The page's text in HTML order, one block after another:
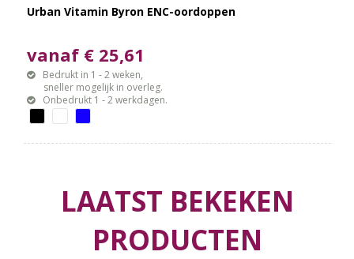
Urban Vitamin Byron ENC-oordoppen
vanaf € 25,61
Bedrukt in 1 - 2 weken,
sneller mogelijk in overleg.
Onbedrukt 1 - 2 werkdagen.
LAATST BEKEKEN
PRODUCTEN